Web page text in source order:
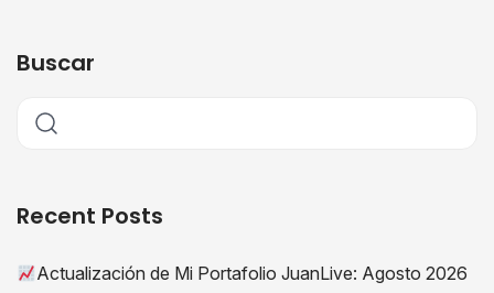
Buscar
Recent Posts
Actualización de Mi Portafolio JuanLive: Agosto 2026